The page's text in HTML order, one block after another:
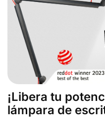
¡Libera tu
lámpara de